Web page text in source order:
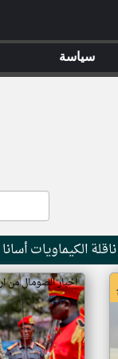
الكيماويات
اخبار الصومال من
سياسة